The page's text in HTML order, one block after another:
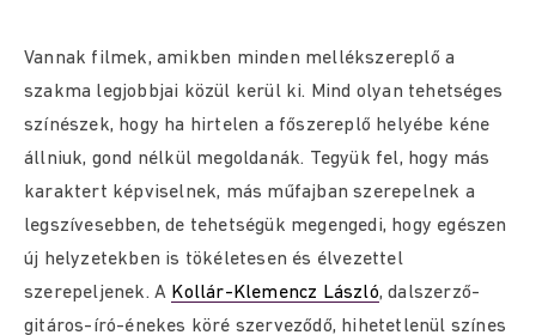
Vannak filmek, amikben minden mellékszereplő a
szakma legjobbjai közül kerül ki. Mind olyan tehetséges
színészek, hogy ha hirtelen a főszereplő helyébe kéne
állniuk, gond nélkül megoldanák. Tegyük fel, hogy más
karaktert képviselnek, más műfajban szerepelnek a
legszívesebben, de tehetségük megengedi, hogy egészen
új helyzetekben is tökéletesen és élvezettel
szerepeljenek. A Kollár-Klemencz László, dalszerző-
gitáros-író-énekes köré szerveződő, hihetetlenül színes